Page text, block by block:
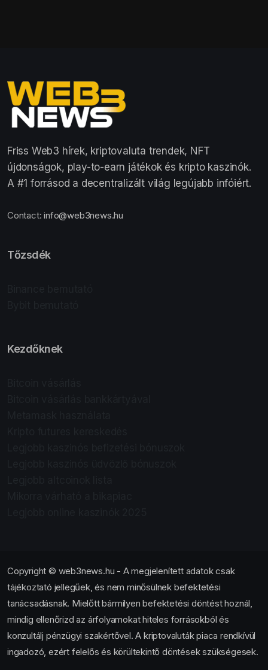
Friss Web3 hírek, kriptovaluta trendek, NFT
újdonságok, play-to-earn játékok és kripto kaszinók.
A #1 forrásod a decentralizált világ legújabb infóiért.
Contact:info@web3news.hu
Tőzsdék
Kezdőknek
Copyright © web3news.hu - A megjelenített adatok csak
tájékoztató jellegűek, és nem minősülnek befektetési
tanácsadásnak. Mielőtt bármilyen befektetési döntést hoznál,
mindig ellenőrizd az árfolyamokat hiteles forrásokból és
konzultálj pénzügyi szakértővel. A kriptovaluták piaca rendkívül
ingadozó, ezért felelős és körültekintő döntések szükségesek.